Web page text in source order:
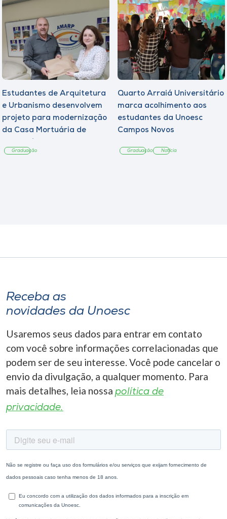
Estudantes de Arquitetura
e Urbanismo desenvolvem
projeto para modernização
da Casa Mortuária de
Graduação
Quarto Arraiá Universitário
marca acolhimento aos
estudantes da Unoesc
Campos Novos
Graduação Notícia
Receba as
novidades da Unoesc
Usaremos seus dados para entrar em contato
com você sobre informações correlacionadas que
podem ser de seu interesse. Você pode cancelar o
envio da divulgação, a qualquer momento. Para
mais detalhes, leia nossa política de
privacidade.